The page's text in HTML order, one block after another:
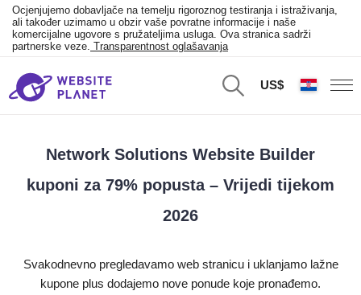
Ocjenjujemo dobavljače na temelju rigoroznog testiranja i istraživanja,
ali također uzimamo u obzir vaše povratne informacije i naše
komercijalne ugovore s pružateljima usluga. Ova stranica sadrži
partnerske veze. Transparentnost oglašavanja
US$
Network Solutions Website Builder
kuponi za 79% popusta – Vrijedi tijekom
2026
Svakodnevno pregledavamo web stranicu i uklanjamo lažne
kupone plus dodajemo nove ponude koje pronađemo.